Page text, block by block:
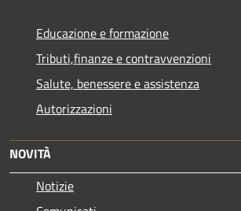
Educazione e formazione
Tributi,finanze e contravvenzioni
Salute, benessere e assistenza
Autorizzazioni
NOVITÀ
Notizie